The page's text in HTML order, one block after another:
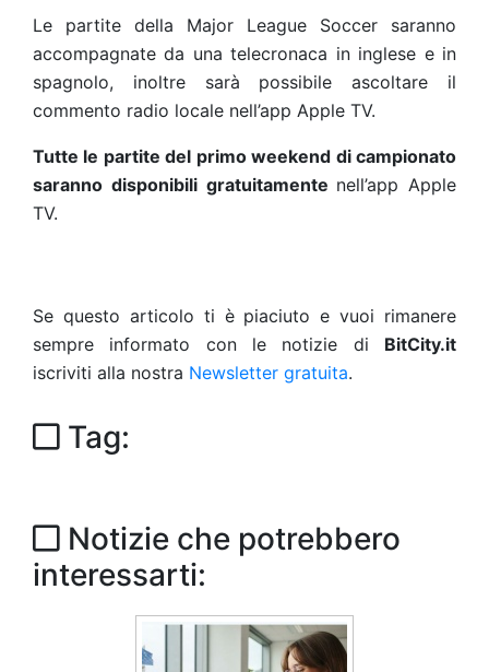
Le partite della Major League Soccer saranno
accompagnate da una telecronaca in inglese e in
spagnolo, inoltre sarà possibile ascoltare il
commento radio locale nell’app Apple TV.
Tutte le partite del primo weekend di campionato
saranno disponibili gratuitamente nell’app Apple
TV.
Se questo articolo ti è piaciuto e vuoi rimanere
sempre informato con le notizie di BitCity.it
iscriviti alla nostra Newsletter gratuita.
Tag:
Notizie che potrebbero
interessarti: